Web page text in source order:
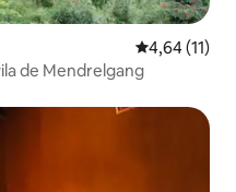
4,64 de uma
4,64 (11)
de Mendrelgang